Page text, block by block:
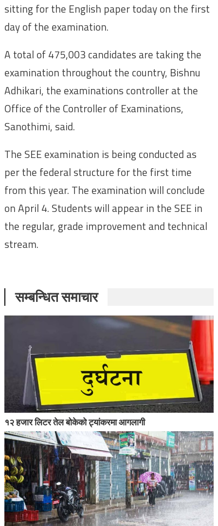
sitting for the English paper today on the first
day of the examination.
A total of 475,003 candidates are taking the
examination throughout the country, Bishnu
Adhikari, the examinations controller at the
Office of the Controller of Examinations,
Sanothimi, said.
The SEE examination is being conducted as
per the federal structure for the first time
from this year. The examination will conclude
on April 4. Students will appear in the SEE in
the regular, grade improvement and technical
stream.
सम्बन्धित समाचार
१२ हजार लिटर तेल बोकेको ट्यांकरमा आगलागी